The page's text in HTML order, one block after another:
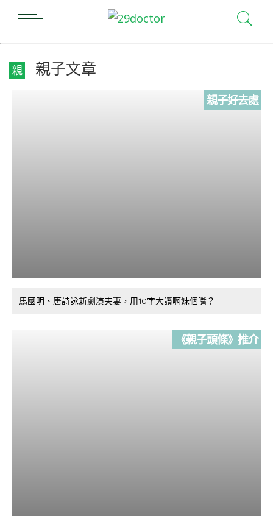
親 親子文章
親子好去處
馬國明、唐詩詠新劇演夫妻，用10字大讚啊妹個嘴？
《親子頭條》推介